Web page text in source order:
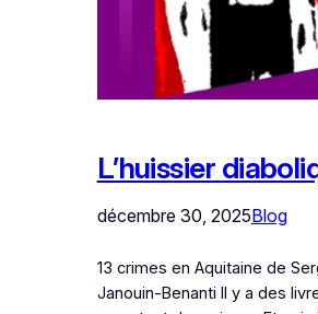
L’huissier
décembre 30, 2025Blog
13 crimes en Aquitaine de
Janouin-Benanti Il y a des